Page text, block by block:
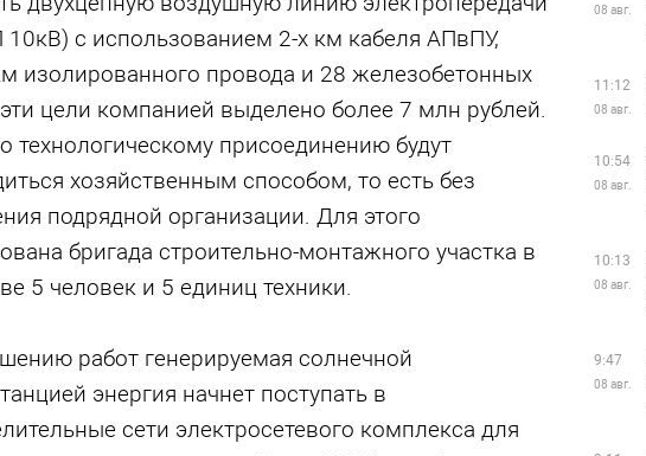
10кВ) с использованием 2-х км кабеля АПвПУ,
изолированного провода и 28 железобетонных
цели компанией выделено более 7 млн рублей.
технологическому присоединению будут
хозяйственным способом, то есть без
подрядной организации. Для этого
бригада строительно-монтажного участка в
5 человек и 5 единиц техники.
работ генерируемая солнечной
энергия начнет поступать в
е сети электросетевого комплекса для
08 авг.
11:12
08 авг.
10:54
08 авг.
10:13
08 авг.
9:47
08 авг.